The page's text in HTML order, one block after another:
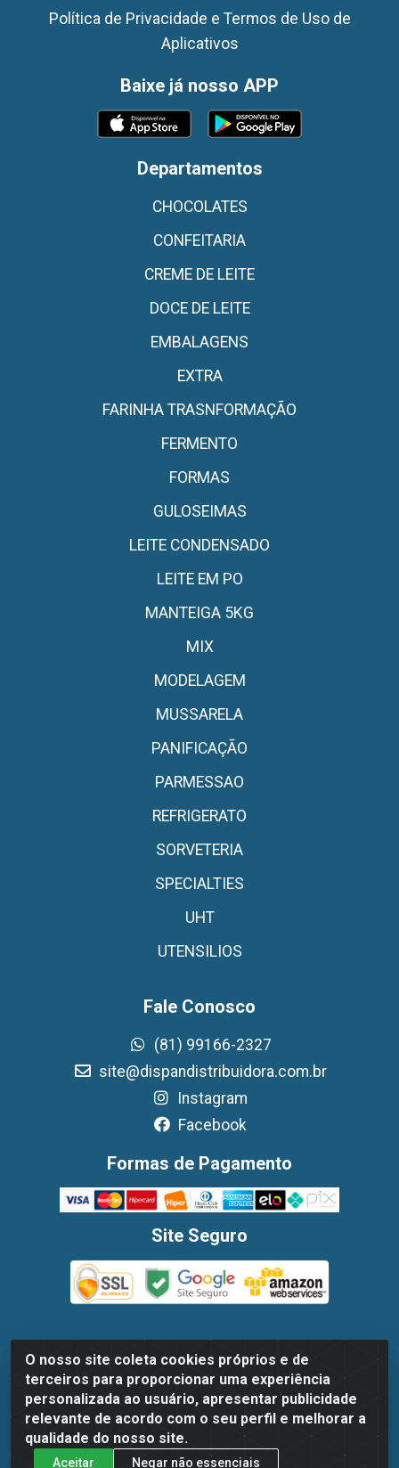
O nosso site coleta cookies próprios e de
terceiros para proporcionar uma experiência
personalizada ao usuário, apresentar publicidade
relevante de acordo com o seu perfil e melhorar a
qualidade do nosso site.
Aceitar Negar não essenciais
Política de Privacidade e Termos de Uso de
Aplicativos
Baixe já nosso APP
Departamentos
CHOCOLATES
CONFEITARIA
CREME DE LEITE
DOCE DE LEITE
EMBALAGENS
EXTRA
FARINHA TRASNFORMAÇÃO
FERMENTO
FORMAS
GULOSEIMAS
LEITE CONDENSADO
LEITE EM PO
MANTEIGA 5KG
MIX
MODELAGEM
MUSSARELA
PANIFICAÇÃO
PARMESSAO
REFRIGERATO
SORVETERIA
SPECIALTIES
UHT
UTENSILIOS
Fale Conosco
(81) 99166-2327
site@dispandistribuidora.com.br
Instagram
Facebook
Formas de Pagamento
Site Seguro
Dispan Distribuidora de Alimentos LTDA - Avenida Marechal
Mascarenhas De Moraes, 1048- Imbiribeira, Recife/PE - CEP
51.170-000 - CNPJ 30.779.584/0003-78